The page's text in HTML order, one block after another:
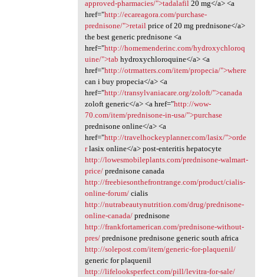
approved-pharmacies/">tadalafil20 mg</a> <a
href="http://ecareagora.com/purchase-
prednisone/">retailprice of 20 mg prednisone</a>
the best generic prednisone <a
href="http://homemenderinc.com/hydroxychloroq
uine/">tab hydroxychloroquine</a> <a
href="http://otrmatters.com/item/propecia/">where
can i buy propecia</a> <a
href="http://transylvaniacare.org/zoloft/">canada
zoloft generic</a> <a href="http://wow-
70.com/item/prednisone-in-usa/">purchase
prednisone online</a> <a
href="http://travelhockeyplanner.com/lasix/">orde
rlasix online</a> post-enteritis hepatocyte
http://lowesmobileplants.com/prednisone-walmart-
price/prednisone canada
http://freebiesonthefrontrange.com/product/cialis-
online-forum/cialis
http://nutrabeautynutrition.com/drug/prednisone-
online-canada/prednisone
http://frankfortamerican.com/prednisone-without-
pres/prednisone prednisone generic south africa
http://solepost.com/item/generic-for-plaquenil/
generic for plaquenil
http://lifelooksperfect.com/pill/levitra-for-sale/